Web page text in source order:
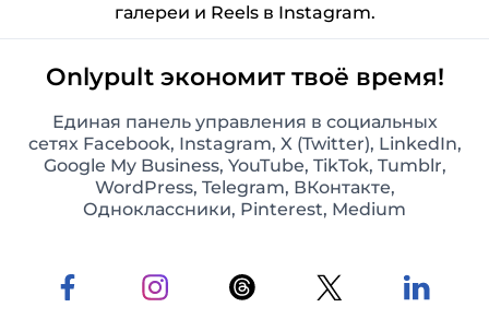
галереи и Reels в Instagram.
Фото- и видеопосты в Instagram
Onlypult экономит твоё время!
Единая панель управления в социальных
сетях Facebook, Instagram, X (Twitter), LinkedIn,
Google My Business, YouTube, TikTok, Tumblr,
WordPress, Telegram, ВКонтакте,
Одноклассники, Pinterest, Medium